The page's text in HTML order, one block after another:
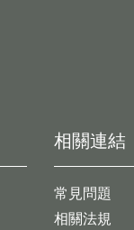
相關連結
常見問題
相關法規